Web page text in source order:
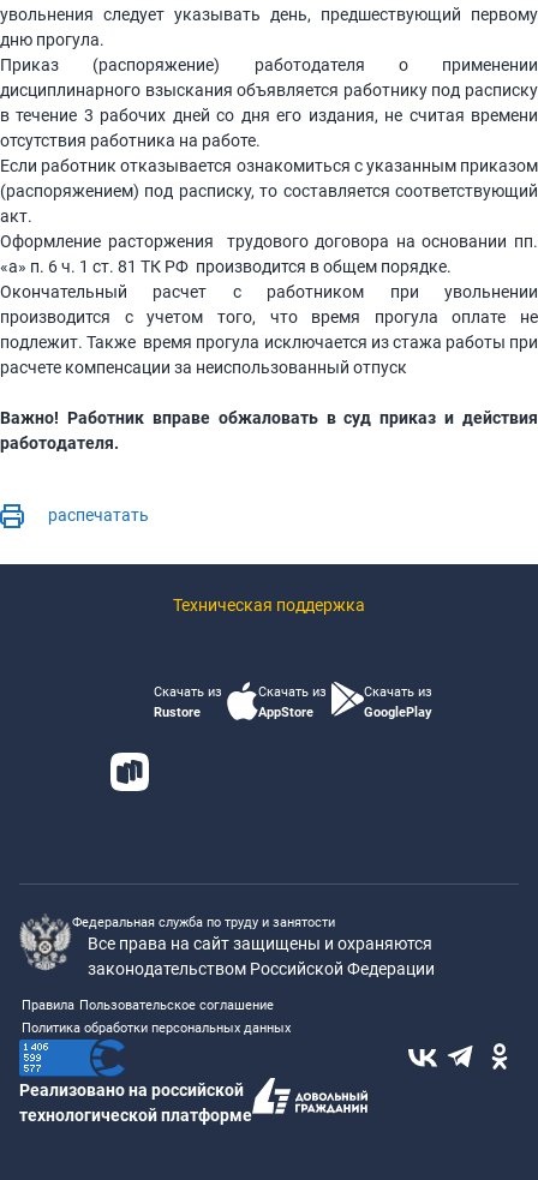
увольнения следует указывать день, предшествующий первому
дню прогула.
Приказ (распоряжение) работодателя о применении
дисциплинарного взыскания объявляется работнику под расписку
в течение 3 рабочих дней со дня его издания, не считая времени
отсутствия работника на работе.
Если работник отказывается ознакомиться с указанным приказом
(распоряжением) под расписку, то составляется соответствующий
акт.
Оформление расторжения трудового договора на основании пп.
«а» п. 6 ч. 1 ст. 81 ТК РФ производится в общем порядке.
Окончательный расчет с работником при увольнении
производится с учетом того, что время прогула оплате не
подлежит. Также время прогула исключается из стажа работы при
расчете компенсации за неиспользованный отпуск
Важно! Работник вправе обжаловать в суд приказ и действия
работодателя.
распечатать
Техническая поддержка
Скачать из
Rustore
Скачать из
AppStore
Скачать из
GooglePlay
Федеральная служба по труду и занятости
Все права на сайт защищены и охраняются
законодательством Российской Федерации
Правила Пользовательское соглашение
Политика обработки персональных данных
Реализовано на российской
технологической платформе